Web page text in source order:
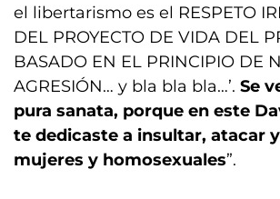
el libertarismo es el RESPETO
DEL PROYECTO DE VIDA DEL
BASADO EN EL PRINCIPIO DE
AGRESIÓN… y bla bla bla…’. Se
pura sanata, porque en este
te dedicaste a insultar, atacar
mujeres y homosexuales”.